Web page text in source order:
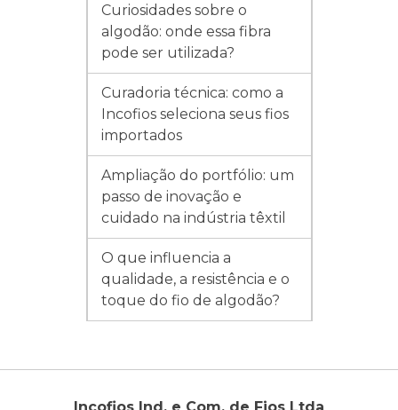
Curiosidades sobre o
algodão: onde essa fibra
pode ser utilizada?
Curadoria técnica: como a
Incofios seleciona seus fios
importados
Ampliação do portfólio: um
passo de inovação e
cuidado na indústria têxtil
O que influencia a
qualidade, a resistência e o
toque do fio de algodão?